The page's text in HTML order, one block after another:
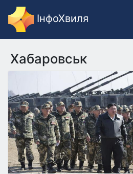
ІнфоХвиля
Хабаровськ